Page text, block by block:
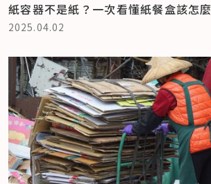
紙容器不是紙？一次看懂紙餐盒該怎
2025.04.02